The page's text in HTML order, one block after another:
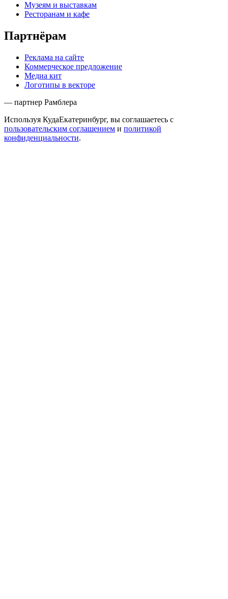
Музеям и выставкам
Ресторанам и кафе
Партнёрам
Реклама на сайте
Коммерческое предложение
Медиа кит
Логотипы в векторе
— партнер Рамблера
Используя КудаЕкатеринбург, вы соглашаетесь с
пользовательским соглашением и политикой
конфиденциальности.